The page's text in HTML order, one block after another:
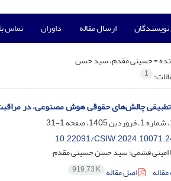
نویسندگان ارسال مقاله داوران تماس
=حسینی مقدم، سید حسن
1
چالش‌های حقوقی هوش مصنوعی، در
1-31
10.22091/
امینی فشمی؛ سید حسن حسینی مقدم
اصل مقاله 919.73 K